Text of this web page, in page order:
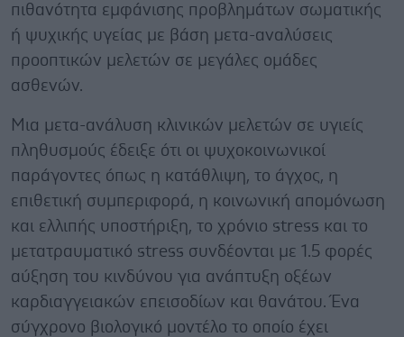
πιθανότητα εμφάνισης προβλημάτων σωματικής
ή ψυχικής υγείας με βάση μετα-αναλύσεις
προοπτικών μελετών σε μεγάλες ομάδες
ασθενών.
Μια μετα-ανάλυση κλινικών μελετών σε υγιείς
πληθυσμούς έδειξε ότι οι ψυχοκοινωνικοί
παράγοντες όπως η κατάθλιψη, το άγχος, η
επιθετική συμπεριφορά, η κοινωνική απομόνωση
και ελλιπής υποστήριξη, το χρόνιο stress και το
μετατραυματικό stress συνδέονται με 1.5 φορές
αύξηση του κινδύνου για ανάπτυξη οξέων
καρδιαγγειακών επεισοδίων και θανάτου. Ένα
σύγχρονο βιολογικό μοντέλο το οποίο έχει